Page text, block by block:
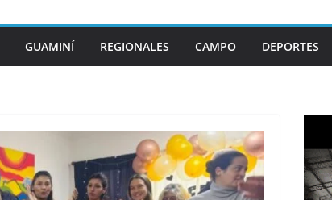
GUAMINÍ REGIONALES CAMPO DEPORTES